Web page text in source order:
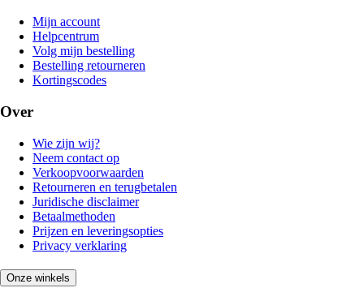
Mijn account
Helpcentrum
Volg mijn bestelling
Bestelling retourneren
Kortingscodes
Over
Wie zijn wij?
Neem contact op
Verkoopvoorwaarden
Retourneren en terugbetalen
Juridische disclaimer
Betaalmethoden
Prijzen en leveringsopties
Privacy verklaring
Onze winkels